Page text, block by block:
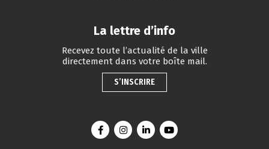
La lettre d’info
Recevez toute l’actualité de la ville
directement dans votre boîte mail.
S’INSCRIRE
Lien vers le compte Facebook
Lien vers le compte Instagram
Lien vers le compte Linkedin
Lien vers la chaîne